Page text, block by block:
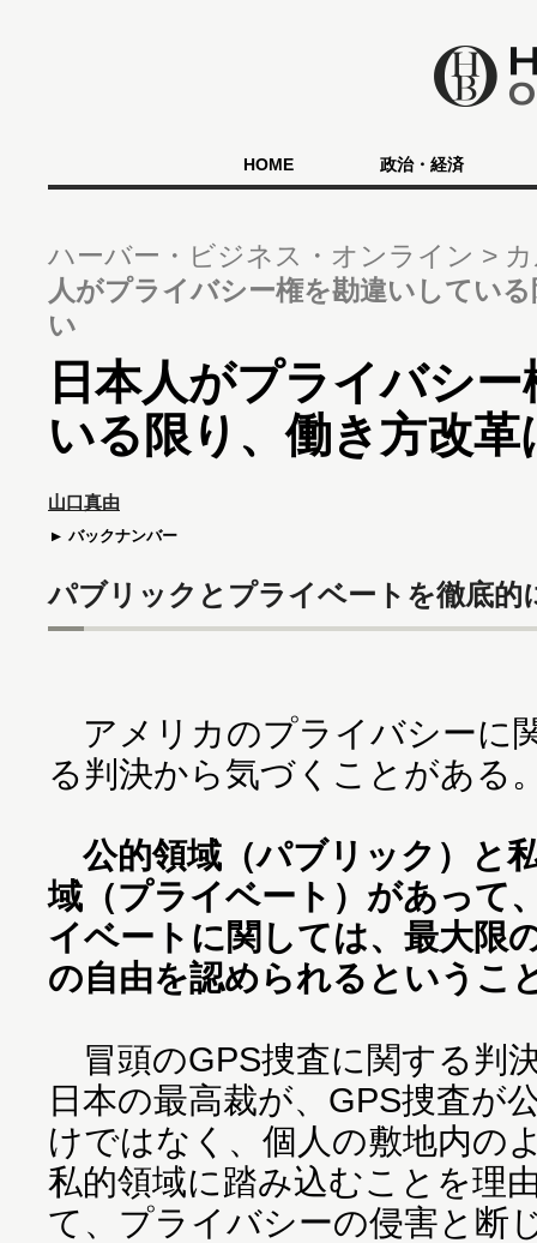
HOME 政治・経済
ハーバー・ビジネス・オンライン
人がプライバシー権を勘違いしてい
い
日本人がプライバシ
いる限り、働き方改
山口真由
バックナンバー
パブリックとプライベートを徹底的
アメリカのプライバシーに
る判決から気づくことがある
公的領域（パブリック）と
域（プライベート）があって
イベートに関しては、最大限
の自由を認められるというこ
冒頭のGPS捜査に関する判
日本の最高裁が、GPS捜査が
けではなく、個人の敷地内の
私的領域に踏み込むことを理
て、プライバシーの侵害と断